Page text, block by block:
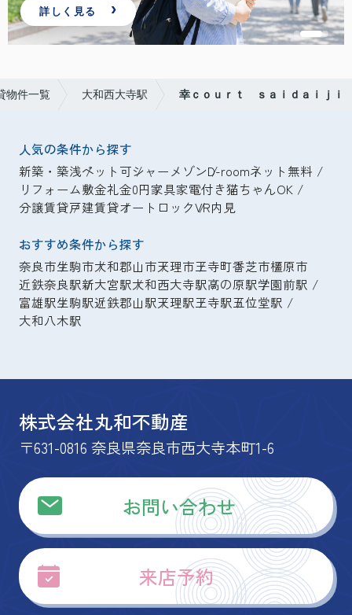
詳しく見る
物件一覧 大和西大寺駅 幸ｃｏｕｒｔ ｓａｉｄａｉｊｉ
人気の条件から探す
新築・築浅ペット可シャーメゾンD-roomネット無料
リフォーム敷金礼金0円家具家電付き猫ちゃんOK
分譲賃貸戸建賃貸オートロックVR内見
おすすめ条件から探す
奈良市生駒市大和郡山市天理市王寺町香芝市橿原市
近鉄奈良駅新大宮駅大和西大寺駅高の原駅学園前駅
富雄駅生駒駅近鉄郡山駅天理駅王寺駅五位堂駅
大和八木駅
株式会社丸和不動産
〒631-0816 奈良県奈良市西大寺本町1-6
お問い合わせ
来店予約